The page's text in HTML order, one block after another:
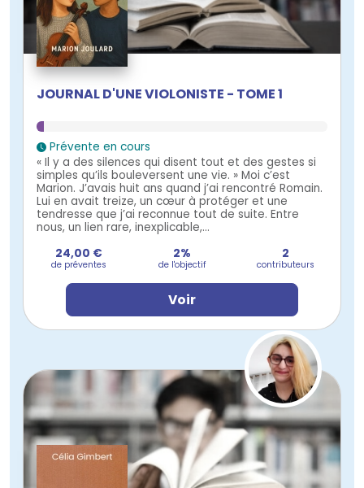
JOURNAL D'UNE VIOLONISTE - TOME 1
Prévente en cours
« Il y a des silences qui disent tout et des gestes si
simples qu’ils bouleversent une vie. » Moi c’est
Marion. J’avais huit ans quand j’ai rencontré Romain.
Lui en avait treize, un cœur à protéger et une
tendresse que j’ai reconnue tout de suite. Entre
nous, un lien rare, inexplicable,...
24,00 €
de préventes
2%
de l'objectif
2
contributeurs
Voir